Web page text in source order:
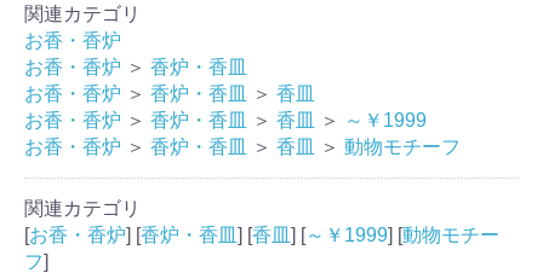
関連カテゴリ
お香・香炉
お香・香炉 ＞ 香炉・香皿
お香・香炉 ＞ 香炉・香皿 ＞ 香皿
お香・香炉 ＞ 香炉・香皿 ＞ 香皿 ＞
～￥1999
お香・香炉 ＞ 香炉・香皿 ＞ 香皿 ＞ 動物モチーフ
関連カテゴリ
[お香・香炉] [香炉・香皿 ] [香皿 ] [～￥1999] [動物モチー
フ]